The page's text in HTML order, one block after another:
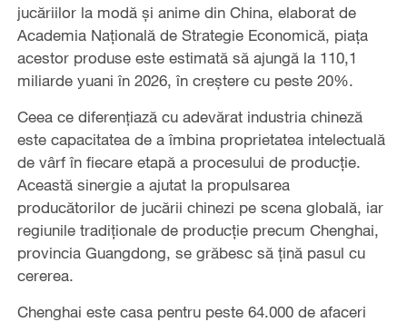
jucăriilor la modă și anime din China, elaborat de
Academia Națională de Strategie Economică, piața
acestor produse este estimată să ajungă la 110,1
miliarde yuani în 2026, în creștere cu peste 20%.
Ceea ce diferențiază cu adevărat industria chineză
este capacitatea de a îmbina proprietatea intelectuală
de vârf în fiecare etapă a procesului de producție.
Această sinergie a ajutat la propulsarea
producătorilor de jucării chinezi pe scena globală, iar
regiunile tradiționale de producție precum Chenghai,
provincia Guangdong, se grăbesc să țină pasul cu
cererea.
Chenghai este casa pentru peste 64.000 de afaceri